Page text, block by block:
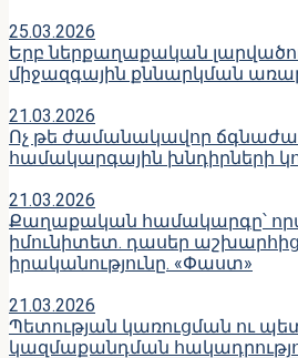
25.03.2026
Երբ ներքաղաքական
միջազգային քննարկման
21.03.2026
Ոչ թե ժամանակավոր
համակարգային խնդիրների
21.03.2026
Քաղաքական համակարգը՝
իմունիտետ. դասեր
իրականությունը. «Փաստ»
21.03.2026
Պետության կառուցման ու
կազմաքանդման